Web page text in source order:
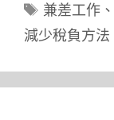
標
籤
兼差工作、
減少稅負方法